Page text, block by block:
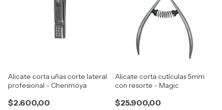
Alicate corta uñas corte lateral
profesional - Cherimoya
$2.600,00
Alicate corta cutículas 5mm
con resorte - Magic
$25.900,00